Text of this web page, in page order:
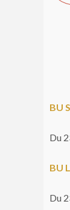
BU
Du
BU
Du